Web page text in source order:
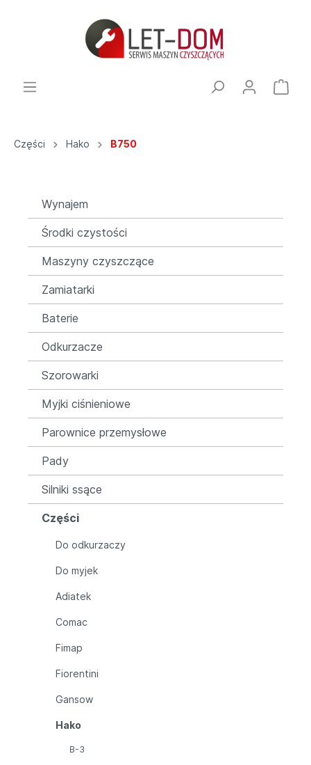
Części Hako B750
Wynajem
Środki czystości
Maszyny czyszczące
Zamiatarki
Baterie
Odkurzacze
Szorowarki
Myjki ciśnieniowe
Parownice przemysłowe
Pady
Silniki ssące
Części
Do odkurzaczy
Do myjek
Adiatek
Comac
Fimap
Fiorentini
Gansow
Hako
B-3